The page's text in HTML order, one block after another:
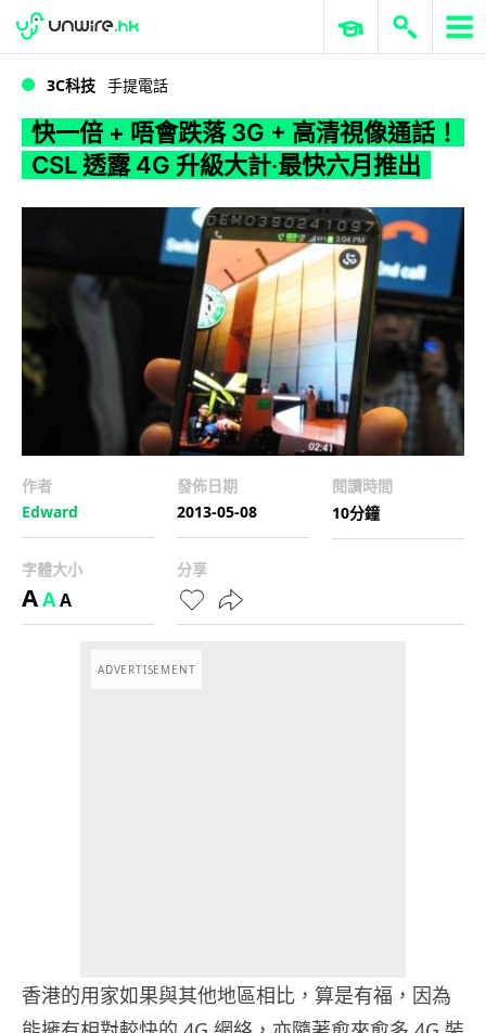
WWDC 2026 ERP 與商業 AI
3C科技 手提電話
快一倍 + 唔會跌落 3G + 高清視像通話！
CSL 透露 4G 升級大計‧最快六月推出
作者
Edward
發佈日期
2013-05-08
閱讀時間
10分鐘
字體大小
AAA
分享
ADVERTISEMENT
香港的用家如果與其他地區相比，算是有福，因為